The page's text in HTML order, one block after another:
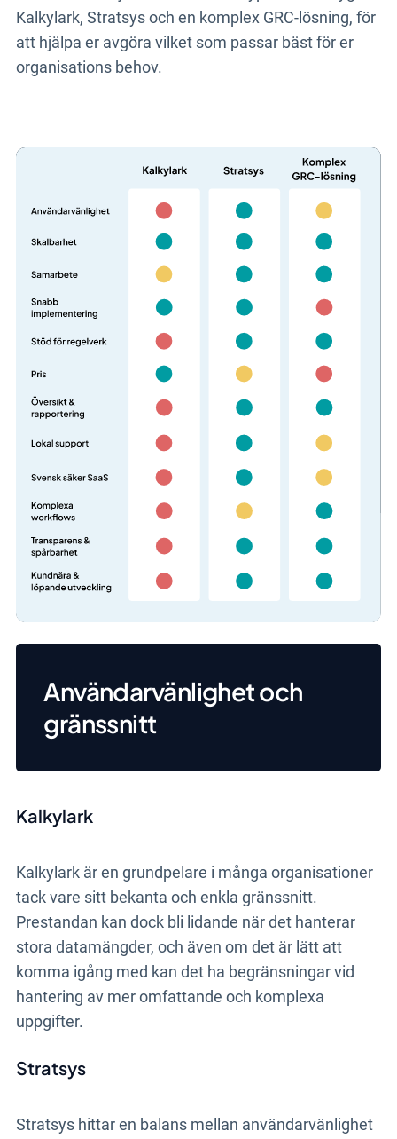
Kalkylark, Stratsys och en komplex GRC-lösning, för
att hjälpa er avgöra vilket som passar bäst för er
organisations behov.
Användarvänlighet och
gränssnitt
Kalkylark
Kalkylark är en grundpelare i många organisationer
tack vare sitt bekanta och enkla gränssnitt.
Prestandan kan dock bli lidande när det hanterar
stora datamängder, och även om det är lätt att
komma igång med kan det ha begränsningar vid
hantering av mer omfattande och komplexa
uppgifter.
Stratsys
Stratsys hittar en balans mellan användarvänlighet